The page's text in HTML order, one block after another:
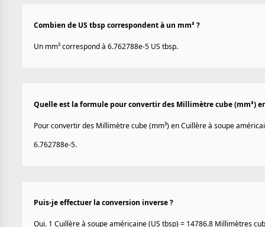
Combien de US tbsp correspondent à un mm³ ?
Un mm³ correspond à 6.762788e-5 US tbsp.
Quelle est la formule pour convertir des Millimètre cube (mm³)
Pour convertir des Millimètre cube (mm³) en Cuillère à soupe
6.762788e-5.
Puis-je effectuer la conversion inverse ?
Oui. 1 Cuillère à soupe américaine (US tbsp) = 14786.8 Millimètres